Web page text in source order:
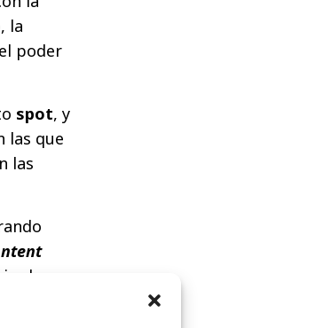
la
poder
spot, y
las que
las
el